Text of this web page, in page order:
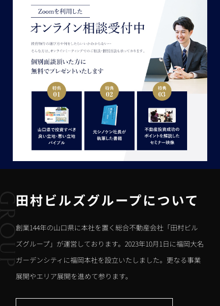
田村ビルズグループについて
創業144年の山口県に本社を置く総合不動産会社「田村ビル
ズグループ」が運営しております。2023年10月1日に福岡大名
ガーデンシティに福岡本社を設立いたしました。更なる事業
展開やエリア展開を進めて参ります。